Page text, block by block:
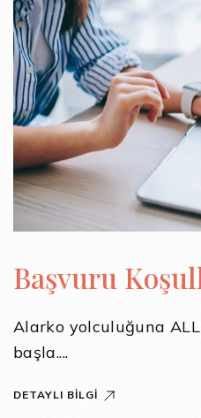
Başvuru
Alarko yolculuğuna
başla....
DETAYLI BILGI